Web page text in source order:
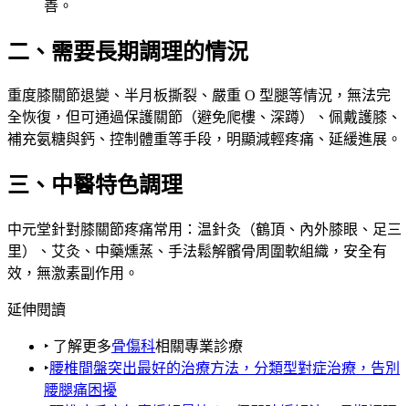
善。
二、需要長期調理的情況
重度膝關節退變、半月板撕裂、嚴重 O 型腿等情況，無法完
全恢復，但可通過保護關節（避免爬樓、深蹲）、佩戴護膝、
補充氨糖與鈣、控制體重等手段，明顯減輕疼痛、延緩進展。
三、中醫特色調理
中元堂針對膝關節疼痛常用：温針灸（鶴頂、內外膝眼、足三
里）、艾灸、中藥燻蒸、手法鬆解髕骨周圍軟組織，安全有
效，無激素副作用。
延伸閱讀
‣ 了解更多骨傷科相關專業診療
‣腰椎間盤突出最好的治療方法，分類型對症治療，告別
腰腿痛困擾